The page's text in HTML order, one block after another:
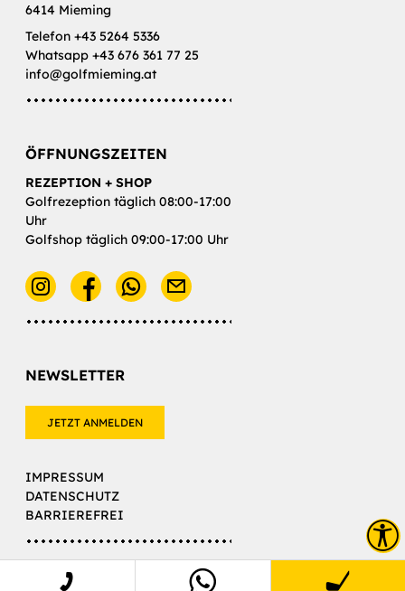
6414 Mieming
Telefon +43 5264 5336
Whatsapp +43 676 361 77 25
info@golfmieming.at
ÖFFNUNGSZEITEN
REZEPTION + SHOP
Golfrezeption täglich 08:00-17:00
Uhr
Golfshop täglich 09:00-17:00 Uhr
E-Mail
NEWSLETTER
JETZT ANMELDEN
IMPRESSUM
DATENSCHUTZ
BARRIEREFREI